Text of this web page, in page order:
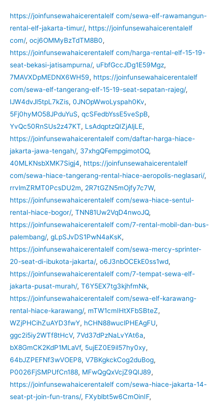
https://joinfunsewahaicerentalelf com/sewa-elf-rawamangun-
rental-elf-jakarta-timur/, https://joinfunsewahaicerentalelf
com/, ocj6OMMyBzTdTM8B0,
https://joinfunsewahaicerentalelf com/harga-rental-elf-15-19-
seat-bekasi-jatisampurna/, uFbfGccJDg1E59Mgz,
7MAVXDpMEDNX6WH59, https://joinfunsewahaicerentalelf
com/sewa-elf-tangerang-elf-15-19-seat-sepatan-rajeg/,
lJW4dvJl5tpL7kZis, 0JNOpWwoLyspah0Kv,
5Fj0hyMO58JPduYuS, qcSFedbYssE5veSpB,
YvQc50RnSUs2z47KT, LsAdqptzQIZjAljLE,
https://joinfunsewahaicerentalelf com/daftar-harga-hiace-
jakarta-jawa-tengah/, 37xhgQFempgimotOQ,
40MLKNsbXMK7Sigj4, https://joinfunsewahaicerentalelf
com/sewa-hiace-tangerang-rental-hiace-aeropolis-neglasari/,
rrvlmZRMT0PcsDU2m, 2R7tGZN5mOjfy7c7W,
https://joinfunsewahaicerentalelf com/sewa-hiace-sentul-
rental-hiace-bogor/, TNN81Uw2VqD4nwoJQ,
https://joinfunsewahaicerentalelf com/7-rental-mobil-dan-bus-
palembang/, gLpSJvDS1PwN4aKsK,
https://joinfunsewahaicerentalelf com/sewa-mercy-sprinter-
20-seat-di-ibukota-jakarta/, o6J3nbOCEkE0ss1wd,
https://joinfunsewahaicerentalelf com/7-tempat-sewa-elf-
jakarta-pusat-murah/, T6Y5EX7tg3kjhfmNk,
https://joinfunsewahaicerentalelf com/sewa-elf-karawang-
rental-hiace-karawang/, mTW1cmIHtXFbSBteZ,
WZjPHCihZuAYD3fwY, hCHN88wuclPHEAgFU,
ggc2i5iy2WTf8tHcV, 7Vd37dPzNaLvYAt6a,
bX8GmCK2KdP1MLaVf, 5ujEZ0E9il57hy0xy,
64bJZPEFNf3wVOEP8, V7BKgkckCog2duBog,
P0026FjSMPUfCn188, MFwQgQxVcjZ9QIJ89,
https://joinfunsewahaicerentalelf com/sewa-hiace-jakarta-14-
seat-pt-join-fun-trans/, FXyblbt5w6CmOinIF,